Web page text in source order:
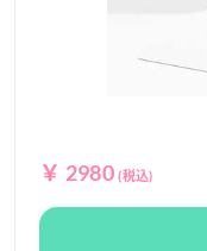
￥ 2980(税込)